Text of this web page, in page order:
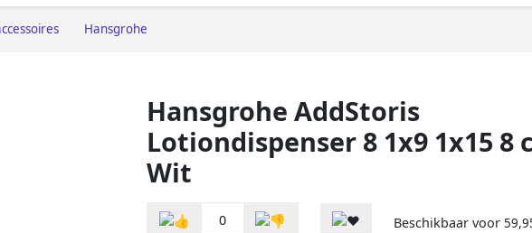
Hansgrohe
Hansgrohe AddStoris
Lotiondispenser 8 1x9 1x15 8
Wit
0 Beschikbaar voor